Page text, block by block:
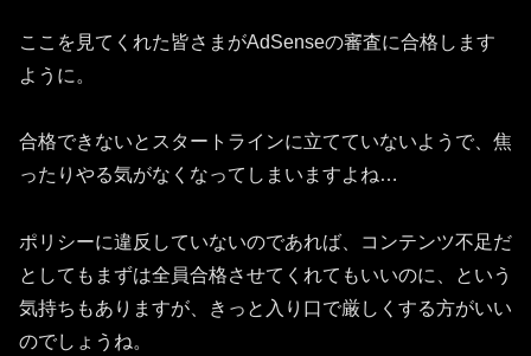
ここを見てくれた皆さまがAdSenseの審査に合格します
ように。
合格できないとスタートラインに立てていないようで、焦
ったりやる気がなくなってしまいますよね…
ポリシーに違反していないのであれば、コンテンツ不足だ
としてもまずは全員合格させてくれてもいいのに、という
気持ちもありますが、きっと入り口で厳しくする方がいい
のでしょうね。